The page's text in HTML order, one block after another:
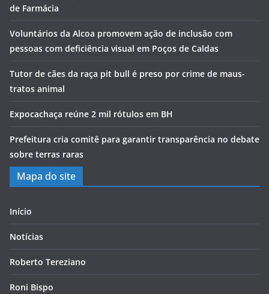
de Farmácia
Voluntários da Alcoa promovem ação de inclusão com
pessoas com deficiência visual em Poços de Caldas
Tutor de cães da raça pit bull é preso por crime de maus-
tratos animal
Expocachaça reúne 2 mil rótulos em BH
Prefeitura cria comitê para garantir transparência no debate
sobre terras raras
Mapa do site
Início
Notícias
Roberto Tereziano
Roni Bispo